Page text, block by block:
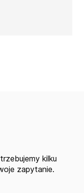
kilku
zapytanie.